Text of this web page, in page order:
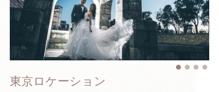
東京ロケーション